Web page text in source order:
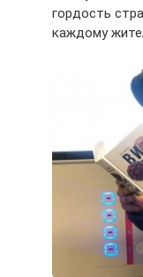
гордость
каждому